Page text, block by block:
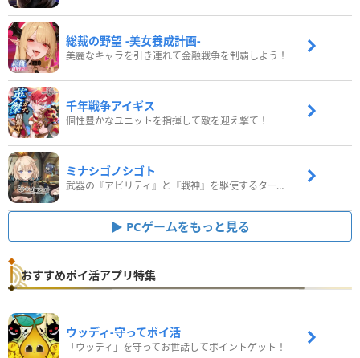
総裁の野望 -美女養成計画-
美麗なキャラを引き連れて金融戦争を制覇しよう！
千年戦争アイギス
個性豊かなユニットを指揮して敵を迎え撃て！
ミナシゴノシゴト
武器の『アビリティ』と『戦神』を駆使するターン制コマンドバトルRPG！
PCゲームをもっと見る
おすすめポイ活アプリ特集
ウッディ‐守ってポイ活
「ウッディ」を守ってお世話してポイントゲット！